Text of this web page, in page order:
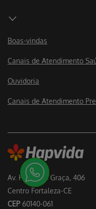
Av. Heráclito Graça, 406
Centro Fortaleza-CE
CEP60140-061
Boas-vindas
Canais de Atendimento
Ouvidoria
Canais de Atendimento